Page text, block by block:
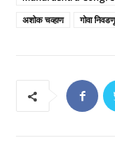
अशोक चव्हाण
गोवा